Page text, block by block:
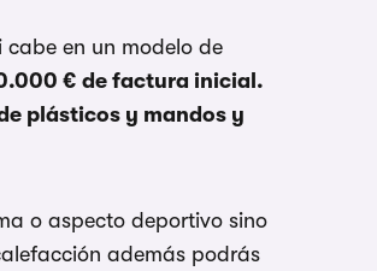
en un modelo de
€ de factura inicial.
plásticos y mandos y
o aspecto deportivo sino
además podrás